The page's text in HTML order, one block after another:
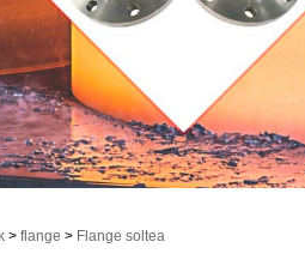
> flange > Flange soltea